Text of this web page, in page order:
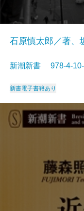
石原慎太郎／著、
新潮新書 978-4-
新書電子書籍あり